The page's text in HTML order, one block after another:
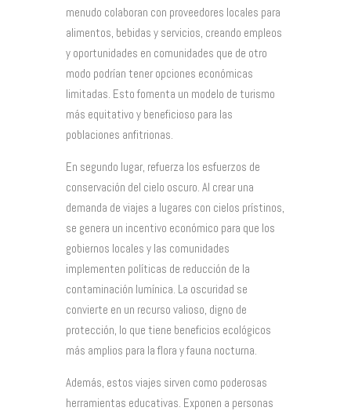
menudo colaboran con proveedores locales para
alimentos, bebidas y servicios, creando empleos
y oportunidades en comunidades que de otro
modo podrían tener opciones económicas
limitadas. Esto fomenta un modelo de turismo
más equitativo y beneficioso para las
poblaciones anfitrionas.
En segundo lugar, refuerza los esfuerzos de
conservación del cielo oscuro. Al crear una
demanda de viajes a lugares con cielos prístinos,
se genera un incentivo económico para que los
gobiernos locales y las comunidades
implementen políticas de reducción de la
contaminación lumínica. La oscuridad se
convierte en un recurso valioso, digno de
protección, lo que tiene beneficios ecológicos
más amplios para la flora y fauna nocturna.
Además, estos viajes sirven como poderosas
herramientas educativas. Exponen a personas